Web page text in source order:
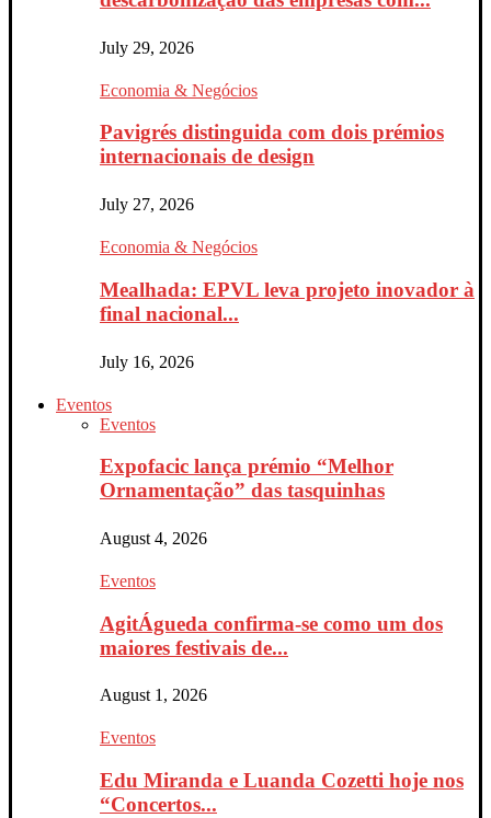
July 29, 2026
Economia & Negócios
Pavigrés distinguida com dois prémios
internacionais de design
July 27, 2026
Economia & Negócios
Mealhada: EPVL leva projeto inovador à
final nacional...
July 16, 2026
Eventos
Eventos
Expofacic lança prémio “Melhor
Ornamentação” das tasquinhas
August 4, 2026
Eventos
AgitÁgueda confirma-se como um dos
maiores festivais de...
August 1, 2026
Eventos
Edu Miranda e Luanda Cozetti hoje nos
“Concertos...